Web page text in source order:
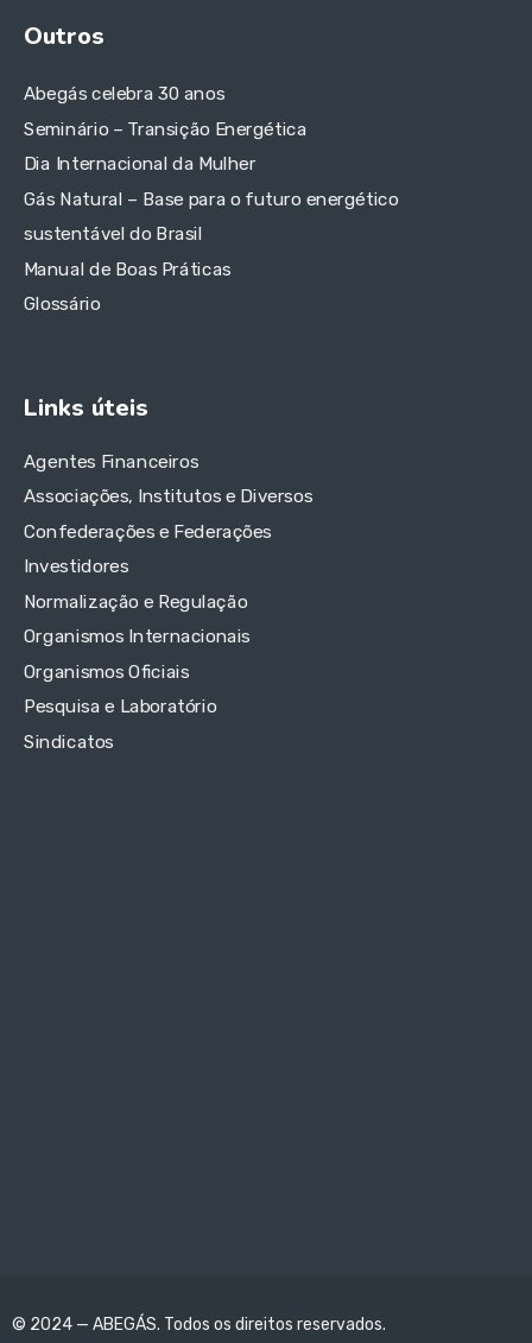
Outros
Abegás celebra 30 anos
Seminário – Transição Energética
Dia Internacional da Mulher
Gás Natural – Base para o futuro energético
sustentável do Brasil
Manual de Boas Práticas
Glossário
Links úteis
Agentes Financeiros
Associações, Institutos e Diversos
Confederações e Federações
Investidores
Normalização e Regulação
Organismos Internacionais
Organismos Oficiais
Pesquisa e Laboratório
Sindicatos
© 2024 — ABEGÁS. Todos os direitos reservados.